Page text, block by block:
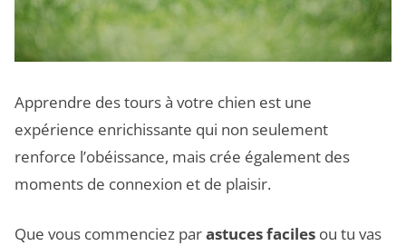
Apprendre des tours à votre chien est une
expérience enrichissante qui non seulement
renforce l’obéissance, mais crée également des
moments de connexion et de plaisir.
Que vous commenciez parastuces faciles ou tu vas